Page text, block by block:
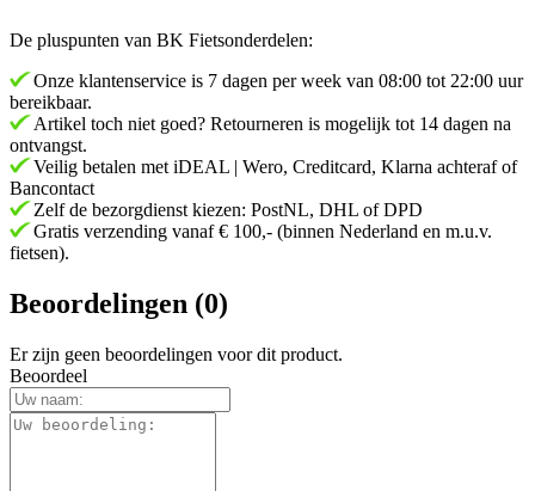
De pluspunten van BK Fietsonderdelen:
Onze klantenservice is 7 dagen per week van 08:00 tot 22:00 uur
bereikbaar.
Artikel toch niet goed? Retourneren is mogelijk tot 14 dagen na
ontvangst.
Veilig betalen met iDEAL | Wero, Creditcard, Klarna achteraf of
Bancontact
Zelf de bezorgdienst kiezen: PostNL, DHL of DPD
Gratis verzending vanaf € 100,- (binnen Nederland en m.u.v.
fietsen).
Beoordelingen (0)
Er zijn geen beoordelingen voor dit product.
Beoordeel